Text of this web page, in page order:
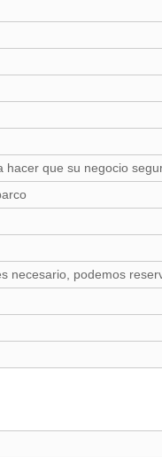
hacer que su negocio
necesario, podemos